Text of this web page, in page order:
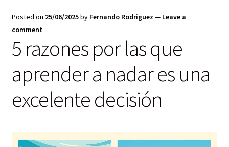
Contactanos ahora
Posted on 25/06/2025by Fernando Rodriguez — Leave a
comment
5 razones por las que
aprender a nadar es una
excelente decisión